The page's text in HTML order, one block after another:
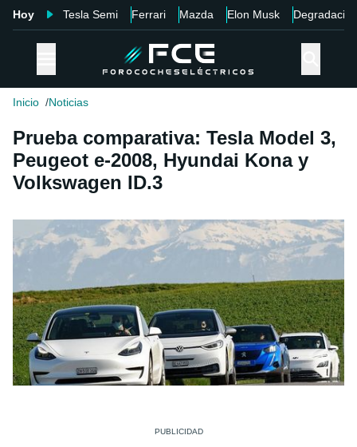
Hoy Tesla Semi Ferrari Mazda Elon Musk Degradación
Inicio Noticias
Prueba comparativa: Tesla Model 3,
Peugeot e-2008, Hyundai Kona y
Volkswagen ID.3